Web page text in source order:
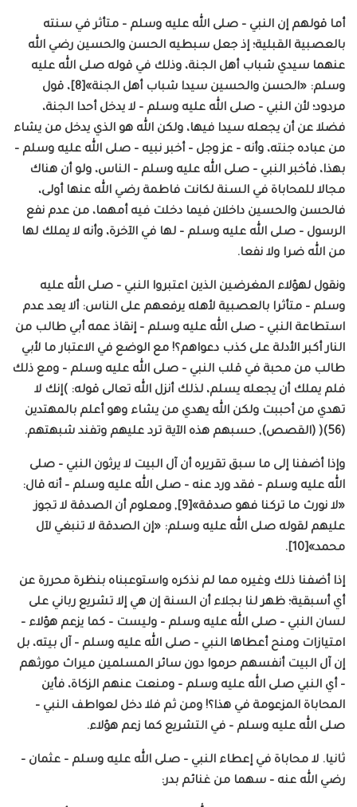
أما قولهم إن النبي – صلى الله عليه وسلم – متأثر في سنته
بالعصبية القبلية؛ إذ جعل سبطيه الحسن والحسين رضي الله
عنهما سيدي شباب أهل الجنة، وذلك في قوله صلى الله عليه
وسلم: «الحسن والحسين سيدا شباب أهل الجنة»[8]، قول
مردود؛ لأن النبي – صلى الله عليه وسلم – لا يدخل أحدا الجنة،
فضلا عن أن يجعله سيدا فيها، ولكن الله هو الذي يدخل من يشاء
من عباده جنته، وأنه – عز وجل – أخبر نبيه – صلى الله عليه وسلم –
بهذا، فأخبر النبي – صلى الله عليه وسلم – الناس، ولو أن هناك
مجالا للمحاباة في السنة لكانت فاطمة رضي الله عنها أولى،
فالحسن والحسين داخلان فيما دخلت فيه أمهما، من عدم نفع
الرسول – صلى الله عليه وسلم – لها في الآخرة، وأنه لا يملك لها
من الله ضرا ولا نفعا.
ونقول لهؤلاء المغرضين الذين اعتبروا النبي – صلى الله عليه
وسلم – متأثرا بالعصبية لأهله يرفعهم على الناس: ألا يعد عدم
استطاعة النبي – صلى الله عليه وسلم – إنقاذ عمه أبي طالب من
النار أكبر الأدلة على كذب دعواهم؟! مع الوضع في الاعتبار ما لأبي
طالب من محبة في قلب النبي – صلى الله عليه وسلم – ومع ذلك
فلم يملك أن يجعله يسلم، لذلك أنزل الله تعالى قوله: )إنك لا
تهدي من أحببت ولكن الله يهدي من يشاء وهو أعلم بالمهتدين
(56)( (القصص), حسبهم هذه الآية ترد عليهم وتفند شبهتهم.
وإذا أضفنا إلى ما سبق تقريره أن آل البيت لا يرثون النبي – صلى
الله عليه وسلم – فقد ورد عنه – صلى الله عليه وسلم – أنه قال:
«لا نورث ما تركنا فهو صدقة»[9], ومعلوم أن الصدقة لا تجوز
عليهم لقوله صلى الله عليه وسلم: «إن الصدقة لا تنبغي لآل
محمد»[10].
إذا أضفنا ذلك وغيره مما لم نذكره واستوعبناه بنظرة محررة عن
أي أسبقية؛ ظهر لنا بجلاء أن السنة إن هي إلا تشريع رباني على
لسان النبي – صلى الله عليه وسلم – وليست – كما يزعم هؤلاء –
امتيازات ومنح أعطاها النبي – صلى الله عليه وسلم – آل بيته، بل
إن آل البيت أنفسهم حرموا دون سائر المسلمين ميراث مورثهم
– أي النبي صلى الله عليه وسلم – ومنعت عنهم الزكاة، فأين
المحاباة المزعومة في هذا؟! ومن ثم فلا دخل لعواطف النبي –
صلى الله عليه وسلم – في التشريع كما زعم هؤلاء.
ثانيا. لا محاباة في إعطاء النبي – صلى الله عليه وسلم – عثمان –
رضي الله عنه – سهما من غنائم بدر: